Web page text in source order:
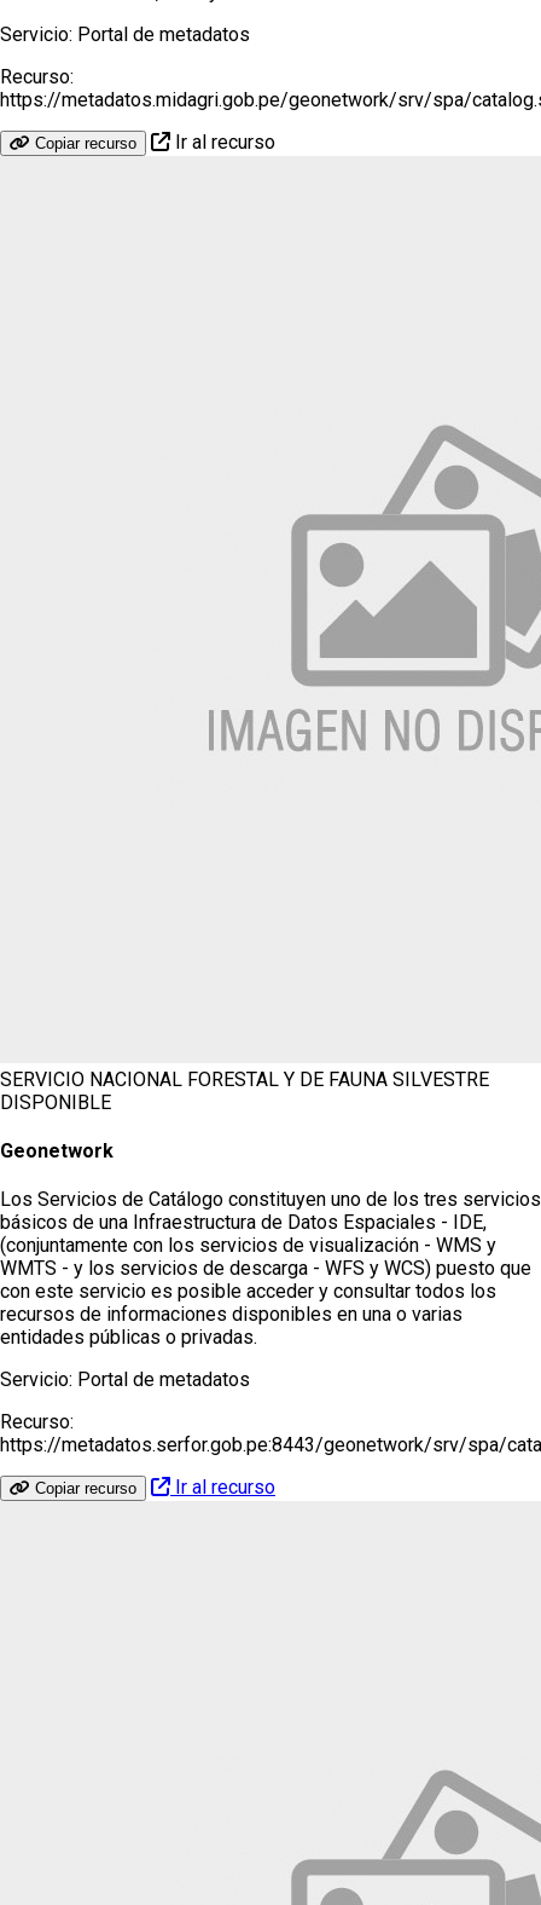
Servicio: Portal de metadatos
Recurso:
https://metadatos.midagri.gob.pe/geonetwork/srv/spa/
Copiar recurso Ir al recurso
SERVICIO NACIONAL FORESTAL Y DE FAUNA SILVESTRE
DISPONIBLE
Geonetwork
Los Servicios de Catálogo constituyen uno de los tres servicios
básicos de una Infraestructura de Datos Espaciales - IDE,
(conjuntamente con los servicios de visualización - WMS y
WMTS - y los servicios de descarga - WFS y WCS) puesto que
con este servicio es posible acceder y consultar todos los
recursos de informaciones disponibles en una o varias
entidades públicas o privadas.
Servicio: Portal de metadatos
Recurso:
https://metadatos.serfor.gob.pe:8443/geonetwork/srv/spa/
Copiar recurso Ir al recurso